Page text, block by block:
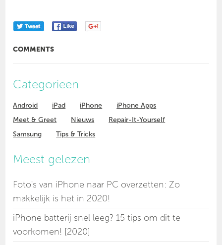
COMMENTS
Categorieen
Android iPad iPhone
iPhone Apps
Meet & Greet
Nieuws
Repair-It-Yourself
Samsung
Tips & Tricks
Meest gelezen
Foto's van iPhone naar PC overzetten: Zo
makkelijk is het in 2020!
iPhone batterij snel leeg? 15 tips om dit te
voorkomen! [2020]